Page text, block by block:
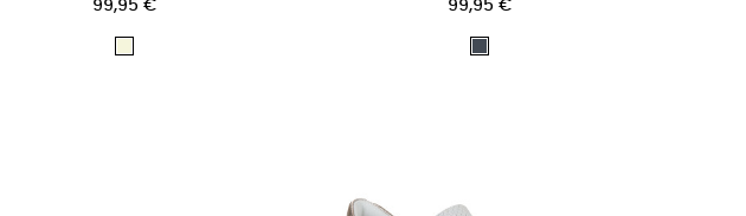
99,95 € 99,95 €